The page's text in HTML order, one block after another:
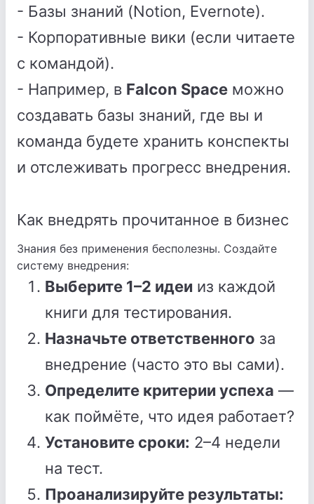
- Базы знаний (Notion, Evernote).
- Корпоративные вики (если читаете
с командой).
- Например, в Falcon Space можно
создавать базы знаний, где вы и
команда будете хранить конспекты
и отслеживать прогресс внедрения.
Как внедрять прочитанное в бизнес
Знания без применения бесполезны. Создайте
систему внедрения:
Выберите 1–2 идеи из каждой
книги для тестирования.
Назначьте ответственного за
внедрение (часто это вы сами).
Определите критерии успеха —
как поймёте, что идея работает?
Установите сроки: 2–4 недели
на тест.
Проанализируйте результаты: